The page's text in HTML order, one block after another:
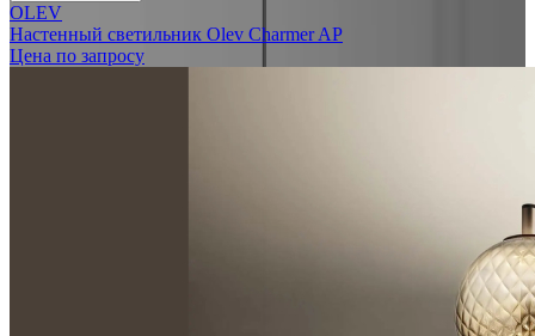
OLEV
Настенный светильник Olev Charmer AP
Цена по запросу